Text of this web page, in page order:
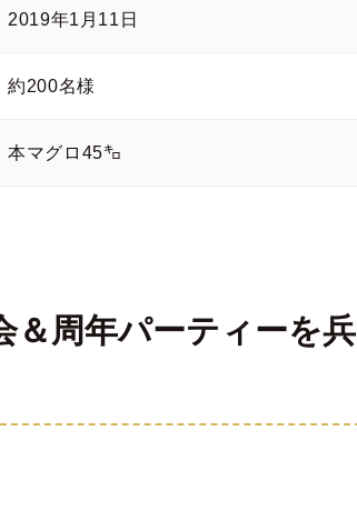
2019年1月11日
約200名様
本マグロ45㌔
周年パーティーを兵